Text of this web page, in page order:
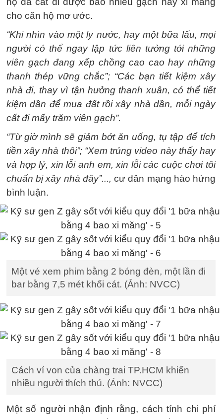
cho căn hộ mơ ước.
“Khi nhìn vào một ly nước, hay một bữa lẩu, mọi
người có thể ngay lập tức liên tưởng tới những
viên gạch đang xếp chồng cao cao hay những
thanh thép vững chắc”; “Các bạn tiết kiệm xây
nhà đi, thay vì tận hưởng thanh xuân, có thể tiết
kiệm dần để mua đất rồi xây nhà dần, mỗi ngày
cất đi mấy trăm viên gạch”.
“Từ giờ mình sẽ giảm bớt ăn uống, tụ tập để tích
tiền xây nhà thôi”; “Xem trúng video này thấy hay
và hợp lý, xin lỗi anh em, xin lỗi các cuộc chơi tôi
chuẩn bị xây nhà đây”...,cư dân mạng hào hứng
bình luận.
Một vé xem phim bằng 2 bóng đèn, một lần đi
bar bằng 7,5 mét khối cát. (Ảnh: NVCC)
Cách ví von của chàng trai TP.HCM khiến
nhiều người thích thú. (Ảnh: NVCC)
Một số người nhận định rằng, cách tính chi phí